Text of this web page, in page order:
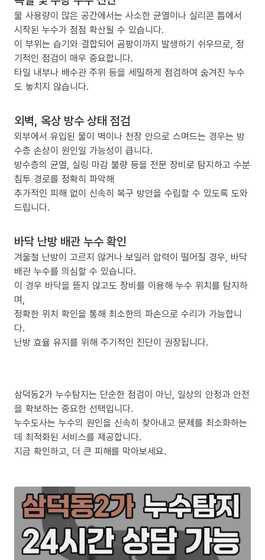
물 사용량이 많은 공간에서는 사소한 균열이나 실리콘 틈에서
시작된 누수가 점점 확산될 수 있습니다.
이 부위는 습기와 결합되어 곰팡이까지 발생하기 쉬우므로, 정
기적인 점검이 매우 중요합니다.
타일 내부나 배수관 주위 등을 세밀하게 점검하여 숨겨진 누수
도 놓치지 않습니다.
외벽, 옥상 방수 상태 점검
외부에서 유입된 물이 벽이나 천장 안으로 스며드는 경우는 방
수층 손상이 원인일 가능성이 큽니다.
방수층의 균열, 실링 마감 불량 등을 전문 장비로 탐지하고 수분
침투 경로를 정확히 파악해
추가적인 피해 없이 신속히 복구 방안을 수립할 수 있도록 도와
드립니다.
바닥 난방 배관 누수 확인
겨울철 난방이 고르지 않거나 보일러 압력이 떨어질 경우, 바닥
배관 누수를 의심할 수 있습니다.
이 경우 바닥을 뜯지 않고도 장비를 이용해 누수 위치를 탐지하
며,
정확한 위치 확인을 통해 최소한의 파손으로 수리가 가능합니
다.
난방 효율 유지를 위해 주기적인 진단이 권장됩니다.
삼덕동2가 누수탐지는 단순한 점검이 아닌, 일상의 안정과 안전
을 확보하는 중요한 선택입니다.
누수도사는 누수의 원인을 신속히 찾아내고 문제를 최소화하는
데 최적화된 서비스를 제공합니다.
지금 확인하고, 더 큰 피해를 막아보세요.